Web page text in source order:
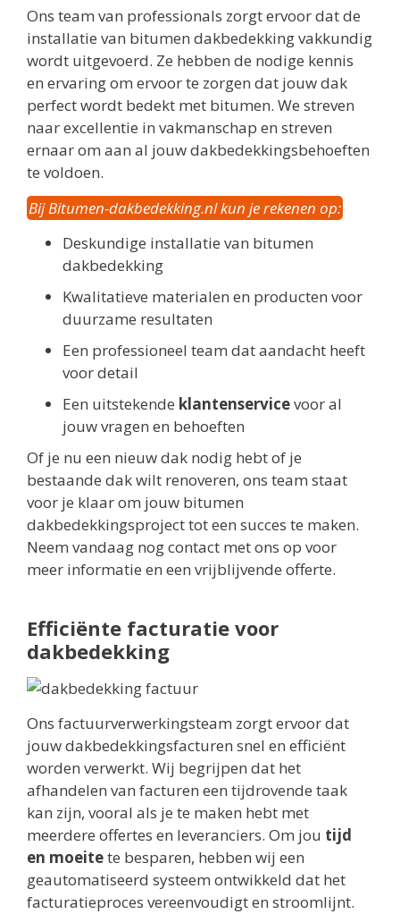
Ons team van professionals zorgt ervoor dat de
installatie van bitumen dakbedekking vakkundig
wordt uitgevoerd. Ze hebben de nodige kennis
en ervaring om ervoor te zorgen dat jouw dak
perfect wordt bedekt met bitumen. We streven
naar excellentie in vakmanschap en streven
ernaar om aan al jouw dakbedekkingsbehoeften
te voldoen.
Bij Bitumen-dakbedekking.nl kun je rekenen op:
Deskundige installatie van bitumen
dakbedekking
Kwalitatieve materialen en producten voor
duurzame resultaten
Een professioneel team dat aandacht heeft
voor detail
Een uitstekende klantenservicevoor al
jouw vragen en behoeften
Of je nu een nieuw dak nodig hebt of je
bestaande dak wilt renoveren, ons team staat
voor je klaar om jouw bitumen
dakbedekkingsproject tot een succes te maken.
Neem vandaag nog contact met ons op voor
meer informatie en een vrijblijvende offerte.
Efficiënte facturatie voor
dakbedekking
Ons factuurverwerkingsteam zorgt ervoor dat
jouw dakbedekkingsfacturen snel en efficiënt
worden verwerkt. Wij begrijpen dat het
afhandelen van facturen een tijdrovende taak
kan zijn, vooral als je te maken hebt met
meerdere offertes en leveranciers. Om jou tijd
en moeitete besparen, hebben wij een
geautomatiseerd systeem ontwikkeld dat het
facturatieproces vereenvoudigt en stroomlijnt.